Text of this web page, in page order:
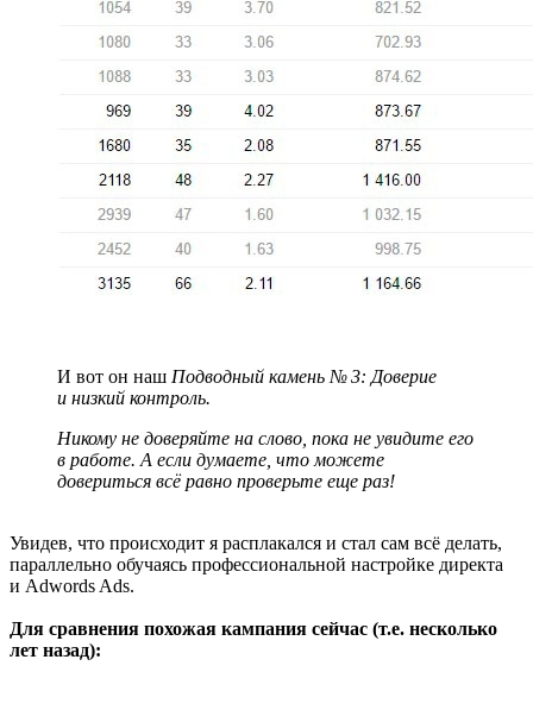
И вот он наш Подводный камень № 3: Доверие
и низкий контроль.
Никому не доверяйте на слово, пока не увидите его
в работе. А если думаете, что можете
довериться всё равно проверьте еще раз!
Увидев, что происходит я расплакался и стал сам всё делать,
параллельно обучаясь профессиональной настройке директа
и Adwords Ads.
Для сравнения похожая кампания сейчас (т.е. несколько
лет назад):